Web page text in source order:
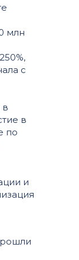
млн
с
в
в
по
и